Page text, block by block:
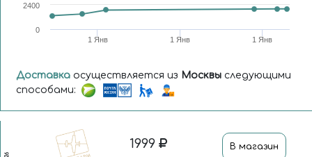
1 Янв 1 Янв 1 Янв
0
2400
Доставка осуществляется из Москвы следующими
способами:
1999 В магазин